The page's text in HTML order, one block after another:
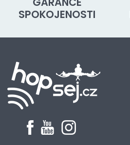
SPOKOJENOSTI